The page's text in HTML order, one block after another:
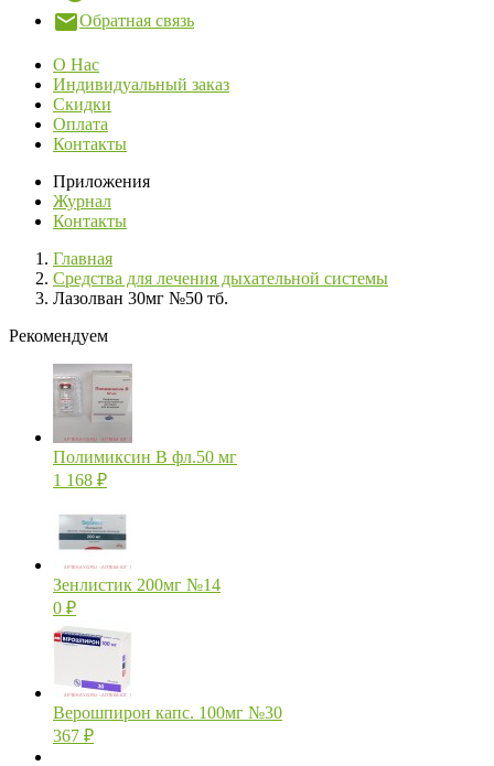
Обратная связь
О Нас
Индивидуальный заказ
Скидки
Оплата
Контакты
Приложения
Журнал
Контакты
Главная
Средства для лечения дыхательной системы
Лазолван 30мг №50 тб.
Рекомендуем
Полимиксин В фл.50 мг
1 168 ₽
Зенлистик 200мг №14
0 ₽
Верошпирон капс. 100мг №30
367 ₽